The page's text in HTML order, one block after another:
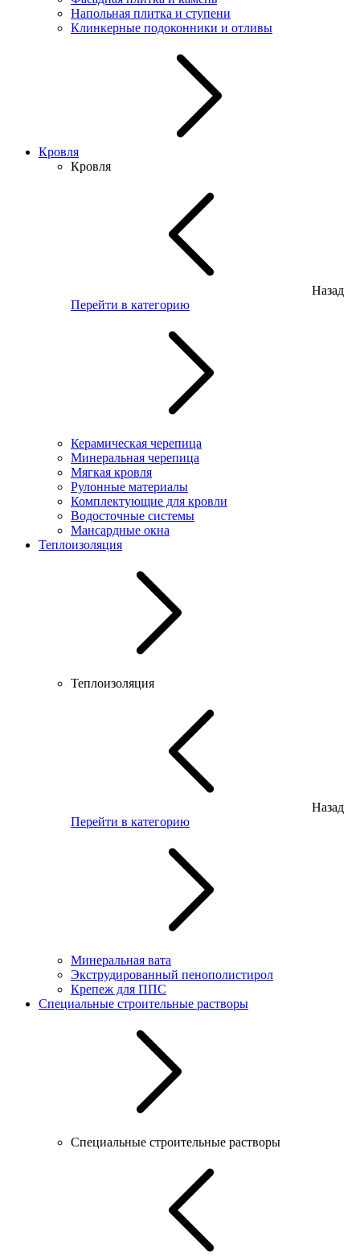
Напольная плитка и ступени
Клинкерные подоконники и отливы
Кровля
Кровля
Назад
Перейти в категорию
Керамическая черепица
Минеральная черепица
Мягкая кровля
Рулонные материалы
Комплектующие для кровли
Водосточные системы
Мансардные окна
Теплоизоляция
Теплоизоляция
Назад
Перейти в категорию
Минеральная вата
Экструдированный пенополистирол
Крепеж для ППС
Специальные строительные растворы
Специальные строительные растворы